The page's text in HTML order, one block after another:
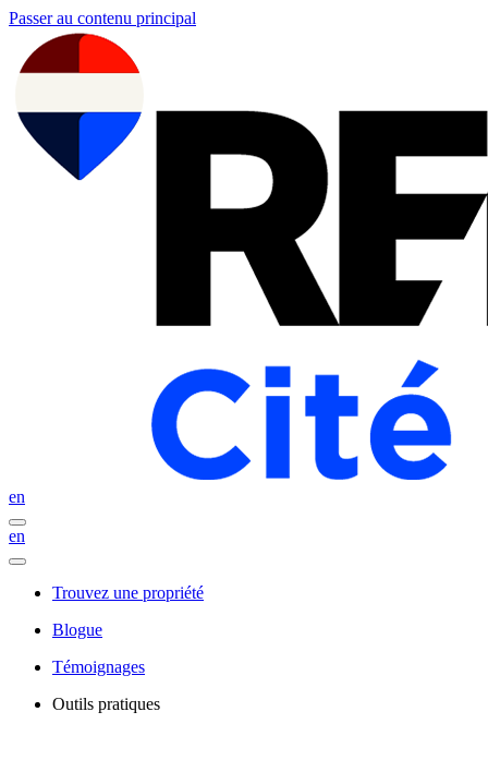
Passer au contenu principal
en
en
Trouvez une propriété
Blogue
Témoignages
Outils pratiques